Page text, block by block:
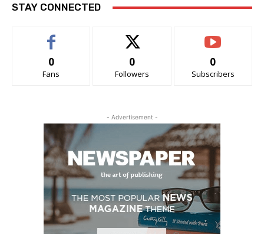
STAY CONNECTED
0
Fans
0
Followers
0
Subscribers
- Advertisement -